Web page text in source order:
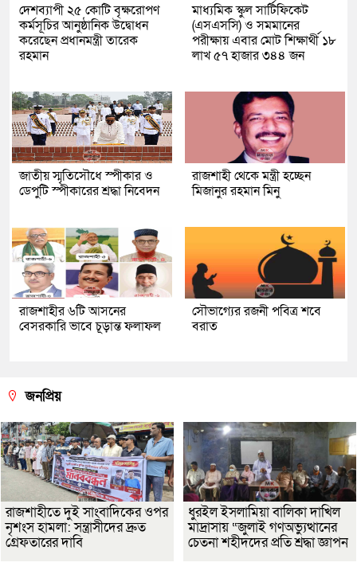
দেশব্যাপী ২৫ কোটি বৃক্ষরোপণ
কর্মসূচির আনুষ্ঠানিক উদ্বোধন
করেছেন প্রধানমন্ত্রী তারেক
রহমান
মাধ্যমিক স্কুল সার্টিফিকেট
(এসএসসি) ও সমমানের
পরীক্ষায় এবার মোট শিক্ষার্থী ১৮
লাখ ৫৭ হাজার ৩৪৪ জন
জাতীয় স্মৃতিসৌধে স্পীকার ও
ডেপুটি স্পীকারের শ্রদ্ধা নিবেদন
রাজশাহী থেকে মন্ত্রী হচ্ছেন
মিজানুর রহমান মিনু
রাজশাহীর ৬টি আসনের
বেসরকারি ভাবে চূড়ান্ত ফলাফল
সৌভাগ্যের রজনী পবিত্র শবে
বরাত
জনপ্রিয়
রাজশাহীতে দুই সাংবাদিকের ওপর
নৃশংস হামলা: সন্ত্রাসীদের দ্রুত
গ্রেফতারের দাবি
ধুরইল ইসলামিয়া বালিকা দাখিল
মাদ্রাসায় “জুলাই গণঅভ্যুত্থানের
চেতনা শহীদদের প্রতি শ্রদ্ধা জ্ঞাপন